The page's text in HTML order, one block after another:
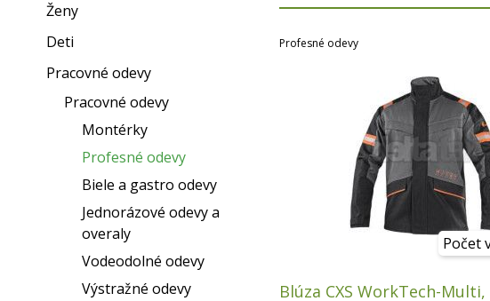
Profesné odevy
Počet
Blúza CXS WorkTech-Multi,
Ženy
Deti
Pracovné odevy
Pracovné odevy
Montérky
Profesné odevy
Biele a gastro odevy
Jednorázové odevy a
overaly
Vodeodolné odevy
Výstražné odevy